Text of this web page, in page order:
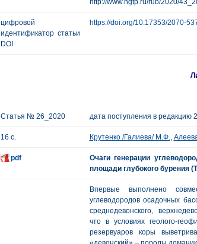
http://www.ngtp.ru/rub/2020/
цифровой
идентификатор статьи
DOI
https://doi.org/10.17353/2070-
Статья № 26_2020 дата поступления в редакцию
16 с. Крутенко /Галиева/ М.Ф.,
pdf
Очаги генерации
площади глубокого бурения
Впервые выполнено
углеводородов осадочных
среднедевонского,
что в условиях геолого-
резервуаров коры